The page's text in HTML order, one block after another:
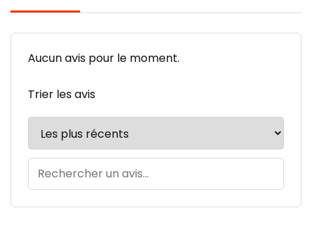
Aucun avis pour le moment.
Trier les avis